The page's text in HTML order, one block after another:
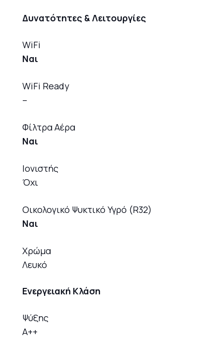
Δυνατότητες & Λειτουργίες
WiFi
Ναι
WiFi Ready
–
Φίλτρα Αέρα
Ναι
Ιονιστής
Όχι
Οικολογικό Ψυκτικό Υγρό (R32)
Ναι
Χρώμα
Λευκό
Ενεργειακή Κλάση
Ψύξης
A++